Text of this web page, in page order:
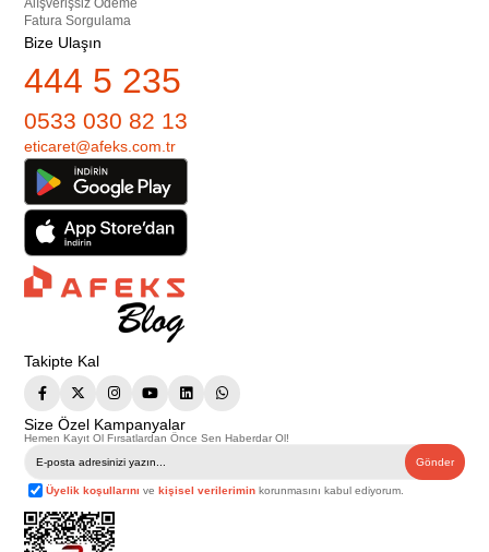
Alışverişsiz Ödeme
Fatura Sorgulama
Bize Ulaşın
444 5 235
0533 030 82 13
eticaret@afeks.com.tr
Takipte Kal
Size Özel Kampanyalar
Hemen Kayıt Ol Fırsatlardan Önce Sen Haberdar Ol!
Gönder
Üyelik koşullarını vekişisel verilerimin korunmasını kabul ediyorum.